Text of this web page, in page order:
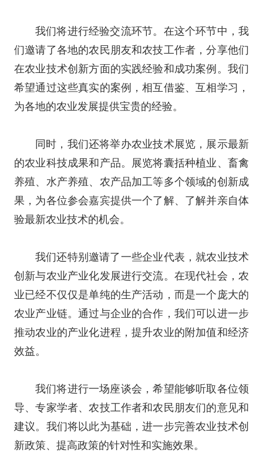
我们将进行经验交流环节。在这个环节中，我
们邀请了各地的农民朋友和农技工作者，分享他们
在农业技术创新方面的实践经验和成功案例。我们
希望通过这些真实的案例，相互借鉴、互相学习，
为各地的农业发展提供宝贵的经验。
同时，我们还将举办农业技术展览，展示最新
的农业科技成果和产品。展览将囊括种植业、畜禽
养殖、水产养殖、农产品加工等多个领域的创新成
果，为各位参会嘉宾提供一个了解、了解并亲自体
验最新农业技术的机会。
我们还特别邀请了一些企业代表，就农业技术
创新与农业产业化发展进行交流。在现代社会，农
业已经不仅仅是单纯的生产活动，而是一个庞大的
农业产业链。通过与企业的合作，我们可以进一步
推动农业的产业化进程，提升农业的附加值和经济
效益。
我们将进行一场座谈会，希望能够听取各位领
导、专家学者、农技工作者和农民朋友们的意见和
建议。我们将以此为基础，进一步完善农业技术创
新政策、提高政策的针对性和实施效果。